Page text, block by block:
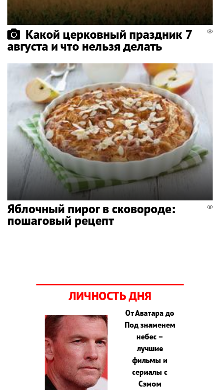
Какой церковный праздник 7
августа и что нельзя делать
Яблочный пирог в сковороде:
пошаговый рецепт
ЛИЧНОСТЬ ДНЯ
От Аватара до
Под знаменем
небес –
лучшие
фильмы и
сериалы с
Сэмом